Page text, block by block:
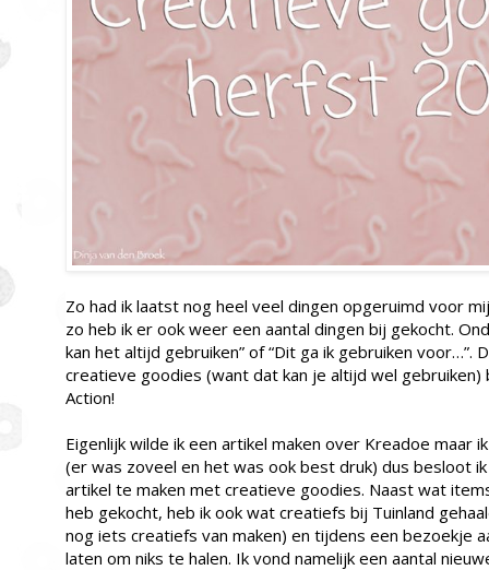
Zo had ik laatst nog heel veel dingen opgeruimd voor
zo heb ik er ook weer een aantal dingen bij gekocht.
kan het altijd gebruiken” of “Dit ga ik gebruiken voor…”.
creatieve goodies (want dat kan je altijd wel gebruiken)
Action!
Eigenlijk wilde ik een artikel maken over Kreadoe maar
(er was zoveel en het was ook best druk) dus besloot
artikel te maken met creatieve goodies. Naast wat
heb gekocht, heb ik ook wat creatiefs bij Tuinland
nog iets creatiefs van maken) en tijdens een bezoekje
laten om niks te halen. Ik vond namelijk een aantal